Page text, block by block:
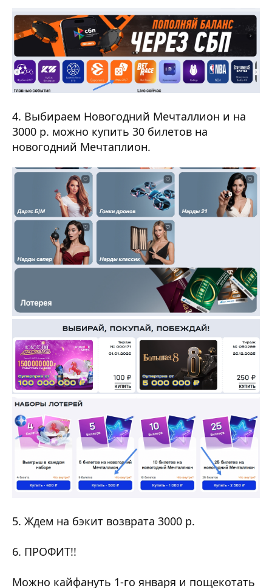
4. Выбираем Новогодний Мечталлион и на
3000 р. можно купить 30 билетов на
новогодний Мечтаплион.
5. Ждем на бэкит возврата 3000 р.
6. ПРОФИТ!!
Можно кайфануть 1-го января и пощекотать